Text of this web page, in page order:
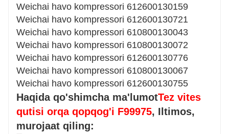
Weichai havo kompressori 612600130159
Weichai havo kompressori 612600130721
Weichai havo kompressori 610800130043
Weichai havo kompressori 610800130072
Weichai havo kompressori 612600130776
Weichai havo kompressori 610800130067
Weichai havo kompressori 612600130755
Haqida qo'shimcha ma'lumotTez vites
qutisi orqa qopqog'i F99975, Iltimos,
murojaat qiling: